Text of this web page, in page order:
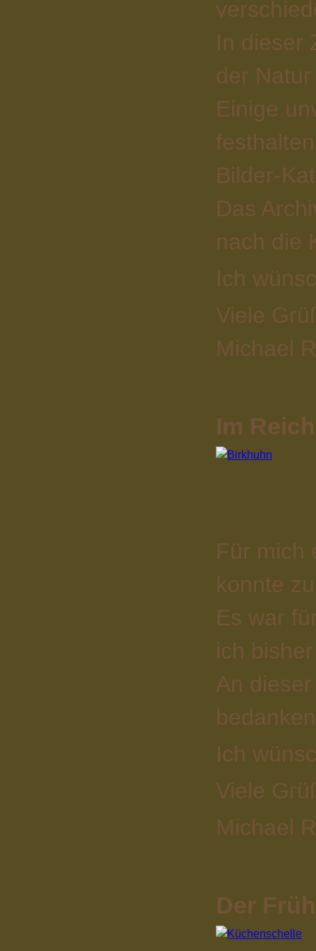
In dieser
der
Einige
Bilder-
Das
nach die
Ich
Viele
Michael
Im
Für mich
konnte
Es war
ich
An
Ich
Viele
Michael
Der